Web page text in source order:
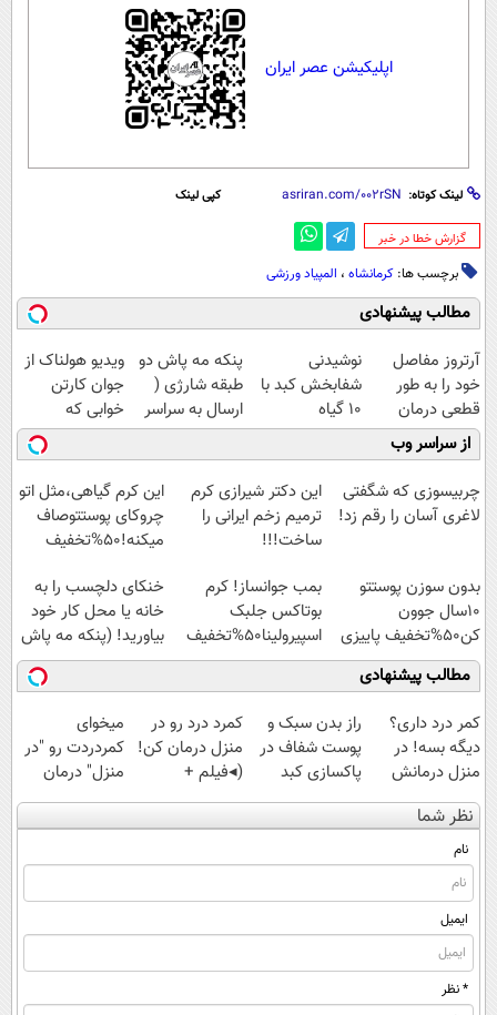
اپلیکیشن عصر ایران
لینک کوتاه: کپی لینک
‌گزارش خطا در خبر
برچسب ها: کرمانشاه ، المپیاد ورزشی
مطالب پیشنهادی
آرتروز مفاصل
خود را به طور
قطعی درمان
کنید!
◗پرسش‌نامه◖
نوشیدنی
شفابخش کبد با
10 گیاه
موثر(تخفیف تا
امشب)
پنکه مه پاش دو
طبقه شارژی (
ارسال به سراسر
کشور)
ویدیو هولناک از
جوان کارتن
خوابی که
میلیاردر شد.
آموزش رایگان
از سراسر وب
چربیسوزی که شگفتی
لاغری آسان را رقم زد!
این دکتر شیرازی کرم
ترمیم زخم ایرانی را
ساخت!!!
این کرم گیاهی،مثل اتو
چروکای پوستتوصاف
میکنه!50%تخفیف
بدون سوزن پوستتو
10سال جوون
کن50%تخفیف پاییزی
بمب جوانساز! کرم
بوتاکس جلبک
اسپیرولینا50%تخفیف
خنکای دلچسب را به
خانه یا محل کار خود
بیاورید! (پنکه مه پاش
رومیزی)
مطالب پیشنهادی
کمر درد داری؟
دیگه بسه! در
منزل درمانش
کن
(◀پرسش‌نامه)
راز بدن سبک و
پوست شفاف در
پاکسازی کبد
نهفته است!
کمرد درد رو در
منزل درمان کن!
(◂فیلم +
پرسش‌نامه)
میخوای
کمردردت رو "در
منزل" درمان
کنی؟ (◂فیلم +
◂پرسش‌نامه)
نظر شما
نام
ایمیل
* نظر